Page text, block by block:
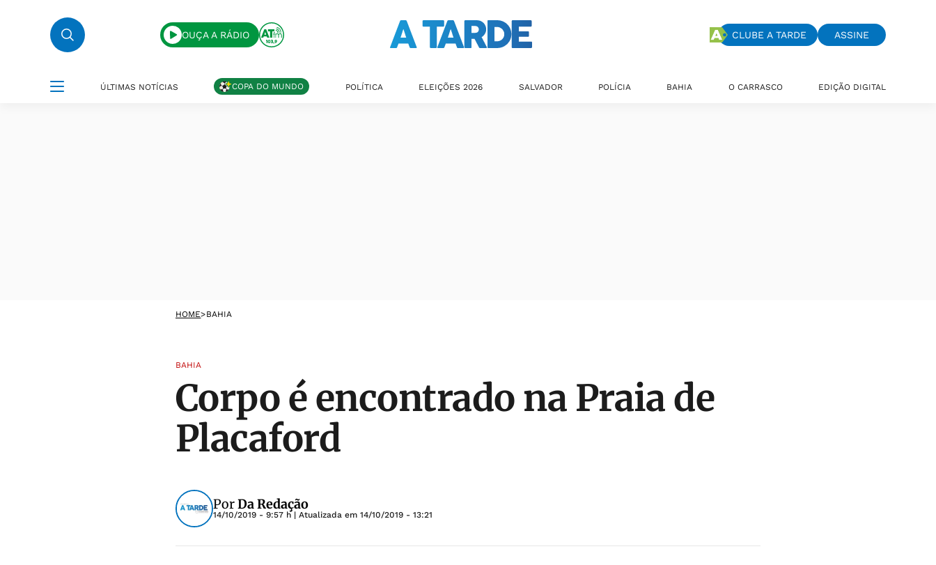
OUÇA A RÁDIO CLUBE A TARDE ASSINE
ÚLTIMAS NOTÍCIAS COPA DO MUNDO POLÍTICA ELEIÇÕES 2026 SALVADOR POLÍCIA BAHIA O CARRASCO EDIÇÃO DIGITAL
HOME>BAHIA
BAHIA
Corpo é encontrado na Praia de
Placaford
PorDa Redação
14/10/2019 - 9:57 h| Atualizada em 14/10/2019 - 13:21